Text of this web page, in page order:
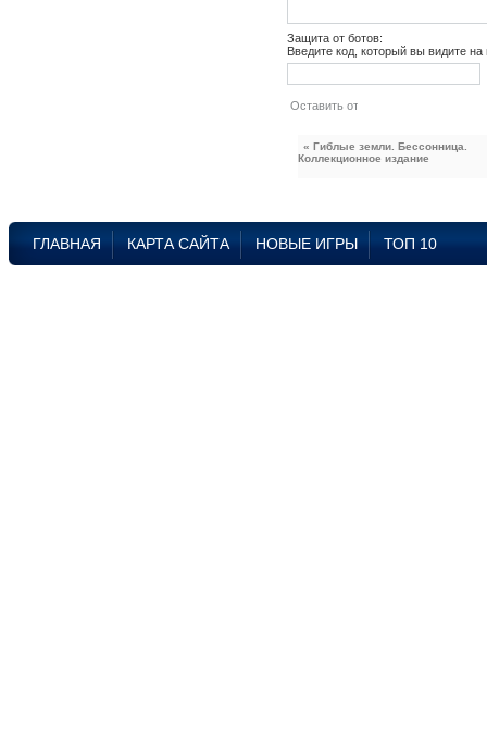
Защита от ботов:
Введите код, который вы видите
« Гиблые земли. Бессонница.
Коллекционное издание
ГЛАВНАЯ КАРТА САЙТА НОВЫЕ ИГРЫ ТОП 10